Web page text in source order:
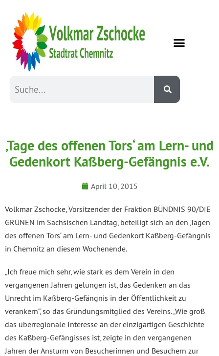
‚Tage des offenen Tors‘ am Lern- und
Gedenkort Kaßberg-Gefängnis e.V.
April 10, 2015
Volkmar Zschocke, Vorsitzender der Fraktion BÜNDNIS 90/DIE
GRÜNEN im Sächsischen Landtag, beteiligt sich an den ‚Tagen
des offenen Tors‘ am Lern- und Gedenkort Kaßberg-Gefängnis
in Chemnitz an diesem Wochenende.
„Ich freue mich sehr, wie stark es dem Verein in den
vergangenen Jahren gelungen ist, das Gedenken an das
Unrecht im Kaßberg-Gefängnis in der Öffentlichkeit zu
verankern“, so das Gründungsmitglied des Vereins. „Wie groß
das überregionale Interesse an der einzigartigen Geschichte
des Kaßberg-Gefängisses ist, zeigte in den vergangenen
Jahren der Ansturm von Besucherinnen und Besuchern zur